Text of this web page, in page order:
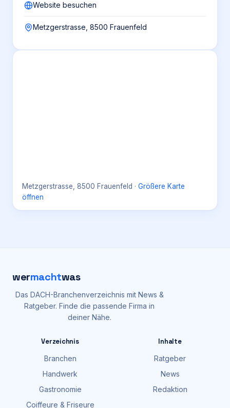
Website besuchen
Metzgerstrasse, 8500 Frauenfeld
Metzgerstrasse, 8500 Frauenfeld · Größere Karte
öffnen
wermachtwas
Das DACH-Branchenverzeichnis mit News &
Ratgeber. Finde die passende Firma in
deiner Nähe.
Verzeichnis
Branchen
Handwerk
Gastronomie
Coiffeure & Friseure
Inhalte
Ratgeber
News
Redaktion